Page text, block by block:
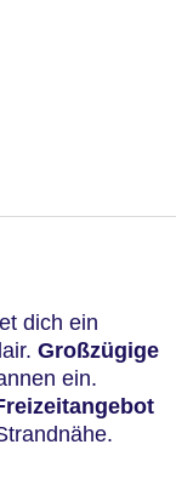
dich ein
Großzügige
ein.